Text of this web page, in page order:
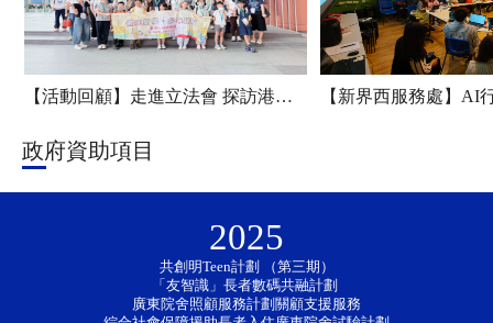
【活動回顧】走進立法會 探訪港科大——新家園協會「香江研學・少年探知」香港一日團圓滿舉行
政府資助項目
2025
共創明Teen計劃 （第三期）
「友智識」長者數碼共融計劃
廣東院舍照顧服務計劃關顧支援服務